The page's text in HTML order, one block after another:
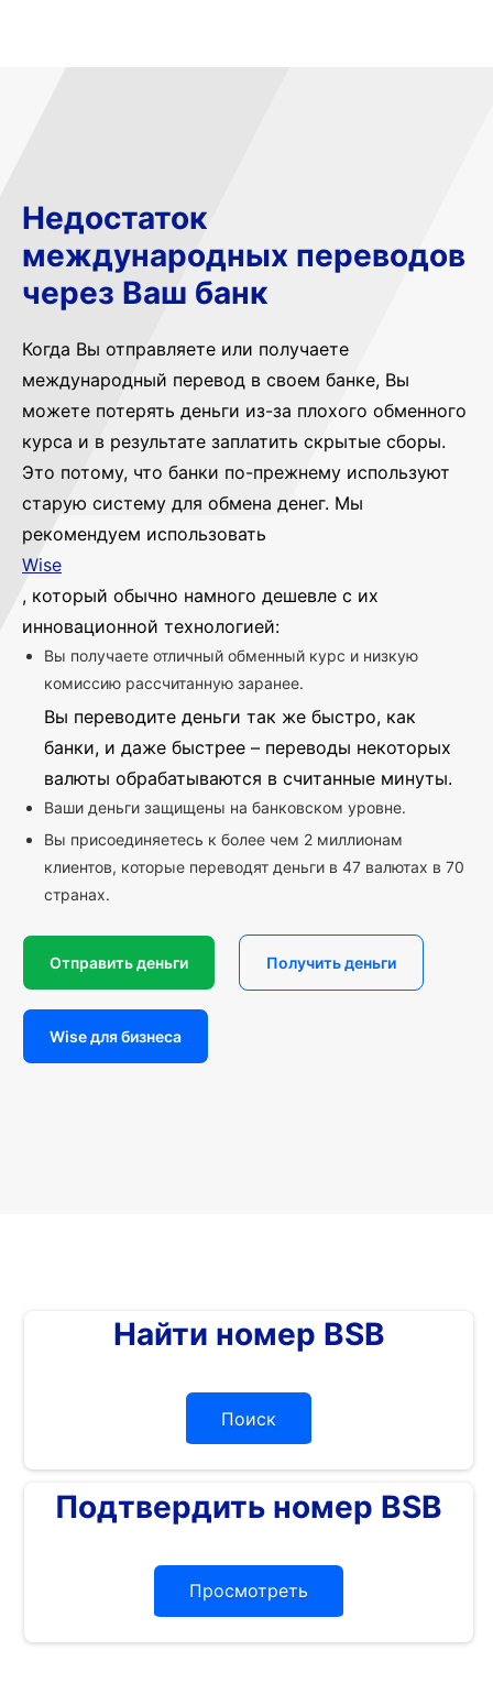
Недостаток
международных переводов
через Ваш банк
Когда Вы отправляете или получаете
международный перевод в своем банке, Вы
можете потерять деньги из-за плохого обменного
курса и в результате заплатить скрытые сборы.
Это потому, что банки по-прежнему используют
старую систему для обмена денег. Мы
рекомендуем использовать
Wise
, который обычно намного дешевле с их
инновационной технологией:
Вы получаете отличный обменный курс и низкую
комиссию рассчитанную заранее.
Вы переводите деньги так же быстро, как
банки, и даже быстрее – переводы некоторых
валюты обрабатываются в считанные минуты.
Ваши деньги защищены на банковском уровне.
Вы присоединяетесь к более чем 2 миллионам
клиентов, которые переводят деньги в 47 валютах в 70
странах.
Отправить деньги Получить деньги
Wise для бизнеса
Найти номер BSB
Поиск
Подтвердить номер BSB
Просмотреть